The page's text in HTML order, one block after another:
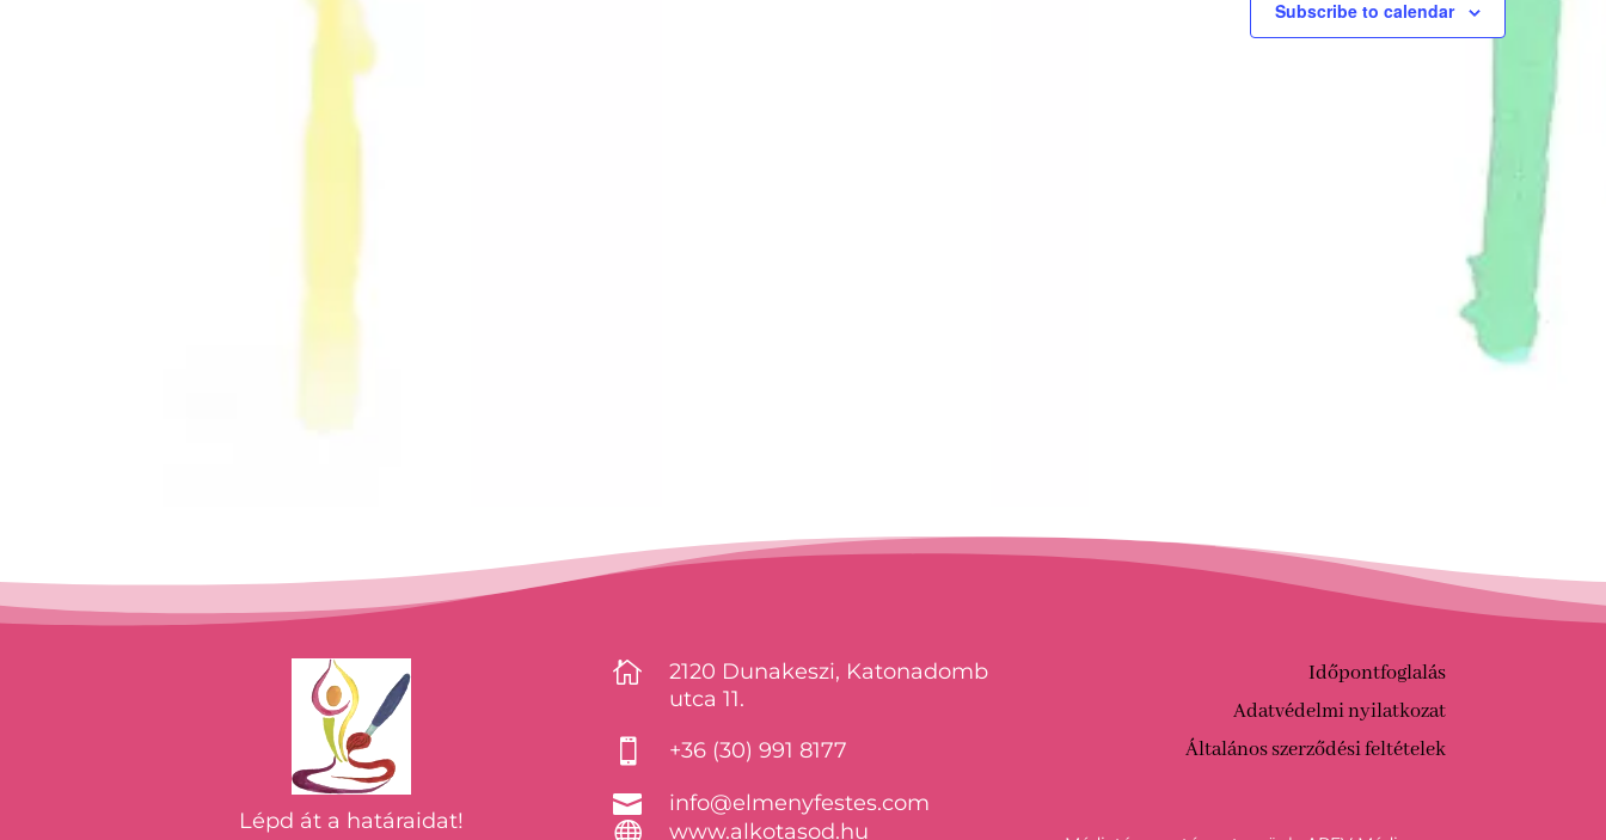
Subscribe to calendar
Lépd át a határaidat!

2120 Dunakeszi, Katonadomb
utca 11.
 +36 (30) 991 8177
 info@elmenyfestes.com
 www.alkotasod.hu
Időpontfoglalás
Adatvédelmi nyilatkozat
Általános szerződési feltételek